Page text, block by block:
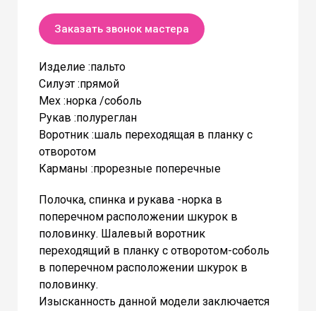
Заказать звонок мастера
Изделие :пальто
Силуэт :прямой
Мех :норка /соболь
Рукав :полуреглан
Воротник :шаль переходящая в планку с
отворотом
Карманы :прорезные поперечные
Полочка, спинка и рукава -норка в
поперечном расположении шкурок в
половинку. Шалевый воротник
переходящий в планку с отворотом-соболь
в поперечном расположении шкурок в
половинку.
Изысканность данной модели заключается